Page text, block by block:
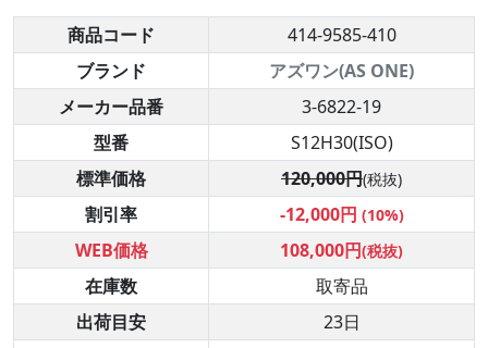
商品コード
414-9585-410
ブランド
アズワン(AS ONE)
メーカー品番
3-6822-19
型番
S12H30(ISO)
標準価格
120,000円(税抜)
割引率 -12,000円 (10%)
WEB価格 108,000円(税抜)
在庫数
取寄品
出荷目安
23日